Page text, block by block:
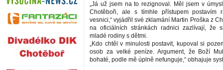
„Já už jsem na to rezignoval. Měl jsem v
Chotěboři, ale s tímhle přístupem postavím
vesnici,“ vyjádřil své zklamání Martin Proška z
na oficiálních stránkách radnici zazlívají, že
mladé rodiny s dětmi.
„Kdo chtěl v minulosti postavit, kupoval si
osob za velké peníze. Argument, že Boží
bohaté, podle mě úplně nefunguje,“ obhajuje